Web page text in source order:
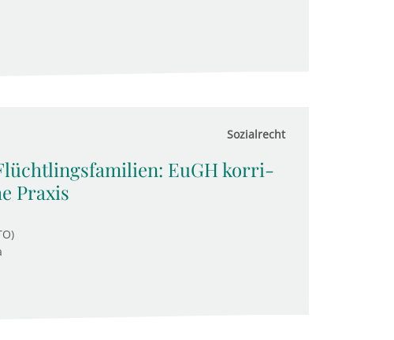
Sozialrecht
EuGH kor­ri­
Praxis